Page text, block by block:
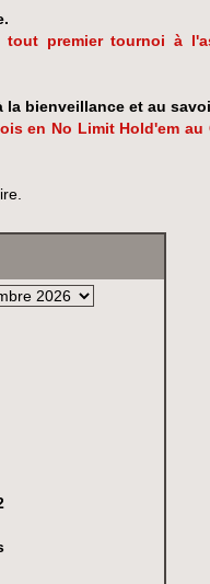
premier tournoi à
bienveillance et au
en No Limit Hold'em